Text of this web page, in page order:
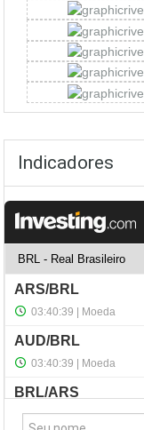
Indicadores
NewsLetter